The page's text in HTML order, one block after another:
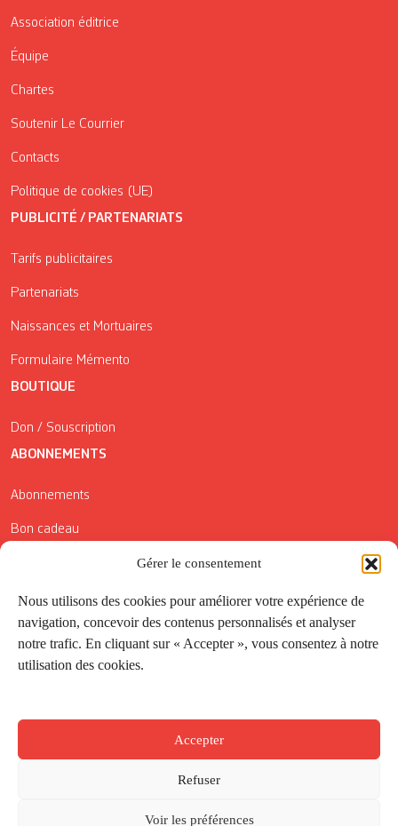
Gérer le consentement
Nous utilisons des cookies pour améliorer votre expérience de
navigation, concevoir des contenus personnalisés et analyser
notre trafic. En cliquant sur « Accepter », vous consentez à notre
utilisation des cookies.
Accepter
Refuser
Voir les préférences
Association éditrice
Équipe
Chartes
Soutenir Le Courrier
Contacts
Politique de cookies (UE)
PUBLICITÉ / PARTENARIATS
Tarifs publicitaires
Partenariats
Naissances et Mortuaires
Formulaire Mémento
BOUTIQUE
Don / Souscription
ABONNEMENTS
Abonnements
Bon cadeau
Conditions générales de vente
Réductions de la Carte Côté Courrier
Application